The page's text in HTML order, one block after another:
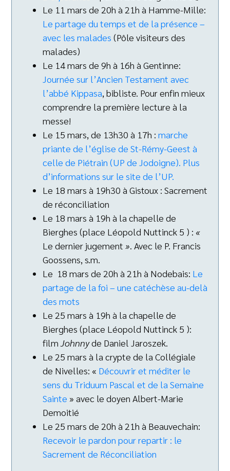
Le 11 mars de 20h à 21h à Hamme-Mille:
Le partage du temps et de la présence –
avec les malades (Pôle visiteurs des
malades)
Le 14 mars de 9h à 16h à Gentinne:
Journée sur l’Ancien Testament avec
l’abbé Kippasa , bibliste. Pour enfin mieux
comprendre la première lecture à la
messe!
Le 15 mars, de 13h30 à 17h :marche
priante de l’église de St-Rémy-Geest à
celle de Piétrain (UP de Jodoigne). Plus
d’informations sur le site de l’UP.
Le 18 mars à 19h30 à Gistoux : Sacrement
de réconciliation
Le 18 mars à 19h à la chapelle de
Bierghes (place Léopold Nuttinck 5 ) : «
Le dernier jugement » . Avec le P. Francis
Goossens, s.m.
Le 18 mars de 20h à 21h à Nodebais: Le
partage de la foi – une catéchèse au-delà
des mots
Le 25 mars à 19h à la chapelle de
Bierghes (place Léopold Nuttinck 5 ):
film Johnnyde Daniel Jaroszek.
Le 25 mars à la crypte de la Collégiale
de Nivelles: « Découvrir et méditer le
sens du Triduum Pascal et de la Semaine
Sainte » avec le doyen Albert-Marie
Demoitié
Le 25 mars de 20h à 21h à Beauvechain:
Recevoir le pardon pour repartir : le
Sacrement de Réconciliation